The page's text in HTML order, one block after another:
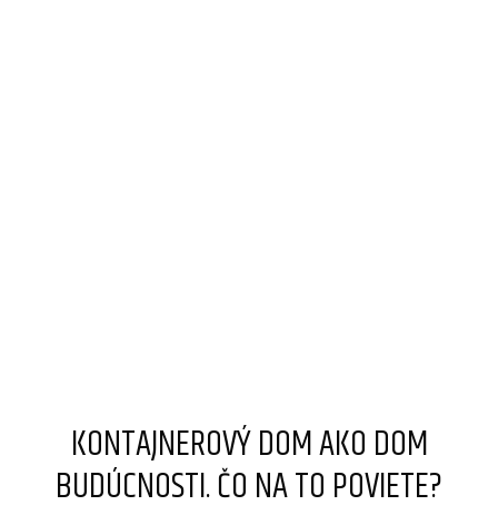
KONTAJNEROVÝ DOM AKO DOM
BUDÚCNOSTI. ČO NA TO POVIETE?